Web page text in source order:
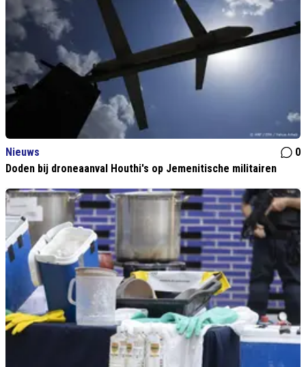
Nieuws
0
Doden bij droneaanval Houthi's op Jemenitische militairen